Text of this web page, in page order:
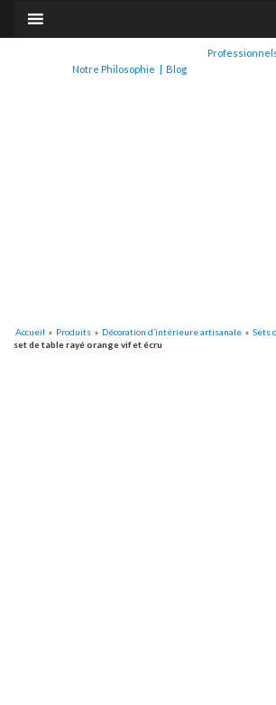
Notre Philosophie | Blog
Accueil » Produits » Décoration d’intérieure artisanale » Sets
set de table rayé orange vif et écru